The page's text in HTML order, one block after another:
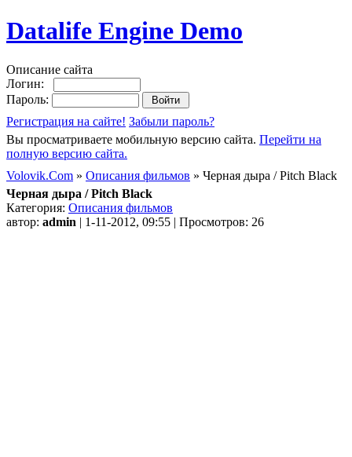
Datalife Engine Demo
Описание сайта
Логин:
Пароль:
Регистрация на сайте! Забыли пароль?
Вы просматриваете мобильную версию сайта. Перейти на
полную версию сайта.
Volovik.Com » Описания фильмов » Черная дыра / Pitch Black
Черная дыра / Pitch Black
Категория: Описания фильмов
автор: admin | 1-11-2012, 09:55 | Просмотров: 26